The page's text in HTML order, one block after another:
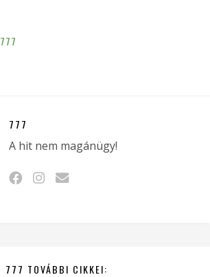
777
777
A hit nem magánügy!
777 TOVÁBBI CIKKEI: